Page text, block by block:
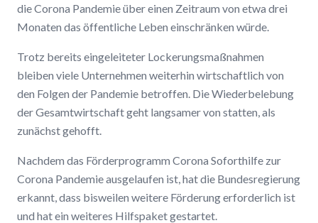
die Corona Pandemie über einen Zeitraum von etwa drei
Monaten das öffentliche Leben einschränken würde.
Trotz bereits eingeleiteter Lockerungsmaßnahmen
bleiben viele Unternehmen weiterhin wirtschaftlich von
den Folgen der Pandemie betroffen. Die Wiederbelebung
der Gesamtwirtschaft geht langsamer von statten, als
zunächst gehofft.
Nachdem das Förderprogramm Corona Soforthilfe zur
Corona Pandemie ausgelaufen ist, hat die Bundesregierung
erkannt, dass bisweilen weitere Förderung erforderlich ist
und hat ein weiteres Hilfspaket gestartet.